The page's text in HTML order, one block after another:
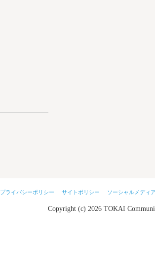
プライバシーポリシー サイトポリシー ソーシャルメディ
Copyright (c) 2026 TOKAI